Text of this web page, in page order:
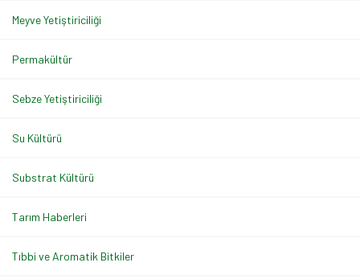
Meyve Yetiştiriciliği
Permakültür
Sebze Yetiştiriciliği
Su Kültürü
Substrat Kültürü
Tarım Haberleri
Tıbbi ve Aromatik Bitkiler